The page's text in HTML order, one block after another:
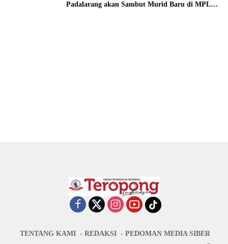
Padalarang akan Sambut Murid Baru di MPLS
TENTANG KAMI REDAKSI
PEDOMAN MEDIA SIBER